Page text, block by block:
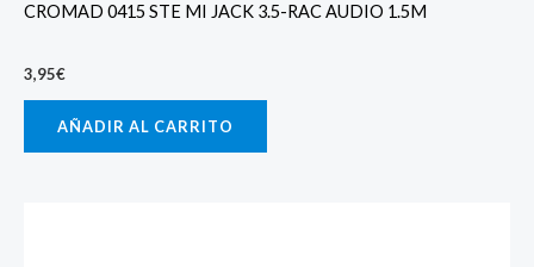
CROMAD 0415 STE MI JACK 3.5-RAC AUDIO 1.5M
3,95€
AÑADIR AL CARRITO